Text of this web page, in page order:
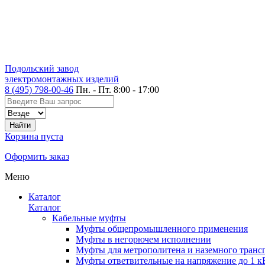
Подольский завод
электромонтажных изделий
8 (495) 798-00-46 Пн. - Пт. 8:00 - 17:00
Корзина пуста
Оформить заказ
Меню
Каталог
Каталог
Кабельные муфты
Муфты общепромышленного применения
Муфты в негорючем исполнении
Муфты для метрополитена и наземного
Муфты ответвительные на напряжение до 1